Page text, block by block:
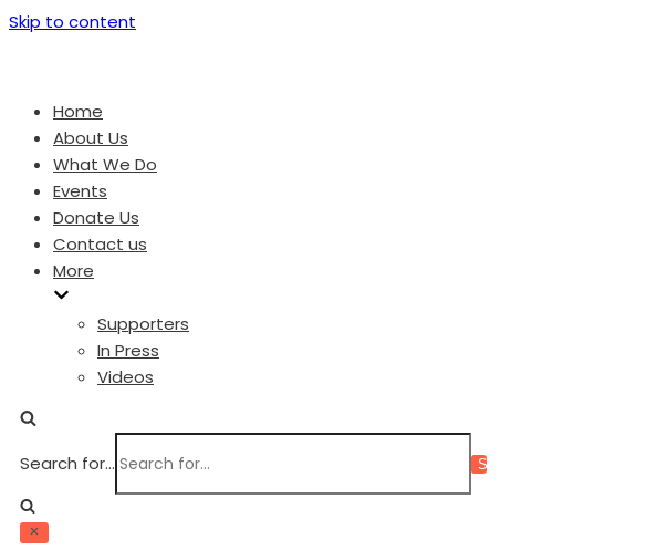
Skip to content
Home
About Us
What We Do
Events
Donate Us
Contact us
More
Supporters
In Press
Videos
Search for...